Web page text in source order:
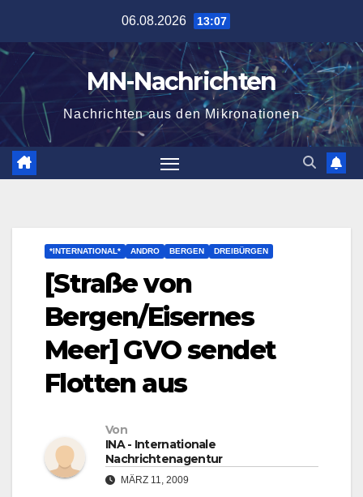
springen
06.08.2026 13:07
MN-Nachrichten
Nachrichten aus den Mikronationen
*INTERNATIONAL* ANDRO BERGEN DREIBÜRGEN
[Straße von
Bergen/Eisernes
Meer] GVO sendet
Flotten aus
Von
INA - Internationale
Nachrichtenagentur
MÄRZ 11, 2009